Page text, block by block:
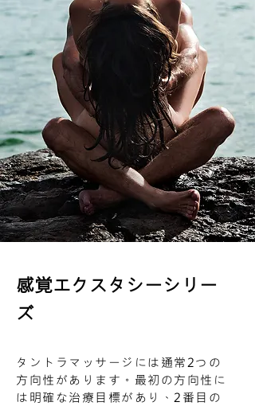
感覚エクスタシーシリー
ズ
タントラマッサージには通常2つの
方向性があります。最初の方向性に
は明確な治療目標があり、2番目の